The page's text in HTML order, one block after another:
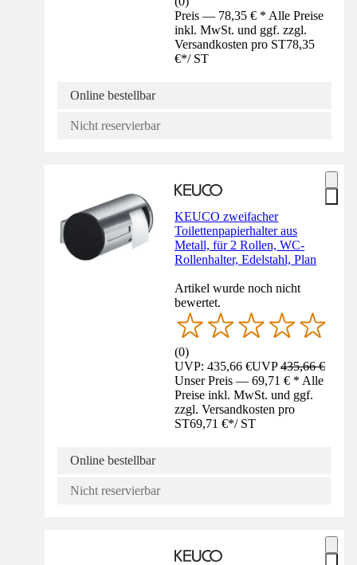
Preis — 78,35 € * Alle Preise
inkl. MwSt. und ggf. zzgl.
Versandkosten pro ST78,35
€*/ ST
Online bestellbar
Nicht reservierbar
KEUCO zweifacher
Toilettenpapierhalter aus
Metall, für 2 Rollen, WC-
Rollenhalter, Edelstahl, Plan
Artikel wurde noch nicht
bewertet.
(0)
UVP: 435,66 €UVP435,66 €
Unser Preis — 69,71 € * Alle
Preise inkl. MwSt. und ggf.
zzgl. Versandkosten pro
ST69,71 €*/ ST
Online bestellbar
Nicht reservierbar